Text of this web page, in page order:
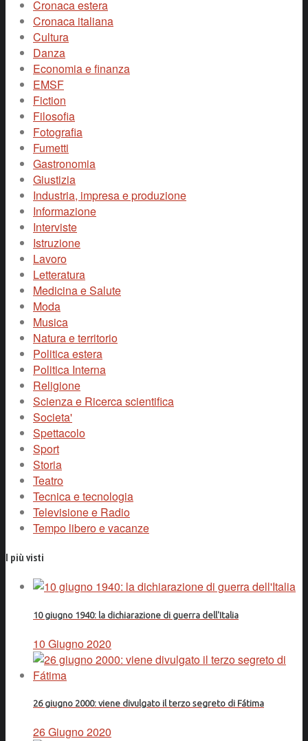
Cronaca estera
Cronaca italiana
Cultura
Danza
Economia e finanza
EMSF
Fiction
Filosofia
Fotografia
Fumetti
Gastronomia
Giustizia
Industria, impresa e produzione
Informazione
Interviste
Istruzione
Lavoro
Letteratura
Medicina e Salute
Moda
Musica
Natura e territorio
Politica estera
Politica Interna
Religione
Scienza e Ricerca scientifica
Societa'
Spettacolo
Sport
Storia
Teatro
Tecnica e tecnologia
Televisione e Radio
Tempo libero e vacanze
I più visti
10 giugno 1940: la dichiarazione di guerra dell'Italia
10 Giugno 2020
26 giugno 2000: viene divulgato il terzo segreto di Fátima
26 Giugno 2020